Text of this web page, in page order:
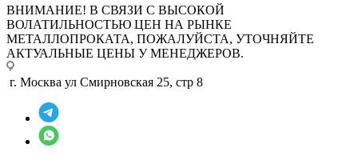
ВНИМАНИЕ! В СВЯЗИ С ВЫСОКОЙ
ВОЛАТИЛЬНОСТЬЮ ЦЕН НА РЫНКЕ
МЕТАЛЛОПРОКАТА, ПОЖАЛУЙСТА, УТОЧНЯЙТЕ
АКТУАЛЬНЫЕ ЦЕНЫ У МЕНЕДЖЕРОВ.
г. Москва ул Смирновская 25, стр 8